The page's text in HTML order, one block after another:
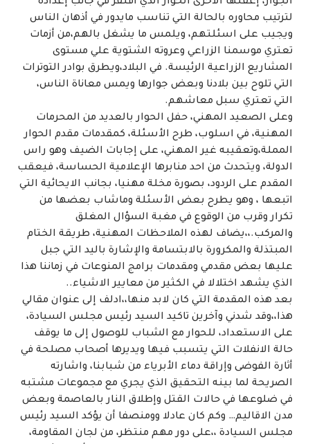
الجوار، إغفلها الاخرى الحوار الذي افتقر في جانب إعداده
لترتيب محاوره بالحالة التي تناسب مايدور في أذهان الناس
ويجيب على اسئلتهم، ويلمس ما يشغل بالهم،من أزمات
تعتري موسمنا الزراعي وعروته الشتوية علي مستوى
المشاريع الزراعية الرئيسة. في البلاد،ويطرق بوادر التوترات
التي تلوح بين بلادنا وبعض جوارها ويمس معاناة الناس،
التي تعتري سبل معاشهم.
وعلى الصعيد المهني، حفل الحوار بالعديد من المحرمات
المهنية، في اسلوب، طرح الأسئلة، كمقدمات مقدم الحوار
المملة،وتعقيبه غير المهني، على إجابات الضيف وهو راس
الدولة، ويتحدث من احد منابرها الإعلامية الحساسة، فيعقب
المقدم على الردود، بصورة مخلة مهنيا، بجانب الايحائية التي
اتبعها ، وهو يطرح بعض الأسئلة وماشاب بعضها من
تكرار وقرب من الوقوع في مغبة السؤال المغلق
والمركب.،،يضاف لهذه الملاحظات المهنية، طريقة الختام
المبتذلة والمكرورة بالابتسامة والإشارة باليد التي جبل
عليها بعض مقدمي ومقدمات برامج المنوعات في زماننا هذا
الذي يشهد اختلالا في الكثير من معايير الاشياء..
بعد هذه المقدمة التي كان لابد منها،،ادلف إلى عنوان مقالي
هذا،،وقد شدني وآخرين تاكيد السيد رئيس مجلس السيادة،
على الاستعداد، للحوار مع الشباب للوصول إلى ما يوقف
حالة الانفلات التي يتسبب فيها ويديرها أصحاب مصلحة في
أثارة الفوضى وإراقة دماء الأبرياء من شبابنا، واشارته
الصريحة لما بينه التحقيق الذي يجري مع مجموعات مشتبه
في ضلوعها في حالات القتل وإطلاق النار بالعاصمة وبعض
مدن الاقاليم… وكم كان عادلا وومنصفا أن يؤكد السيد رئيس
مجلس السيادة ،،على دور مهم منتظر، من لجان المقاومة،